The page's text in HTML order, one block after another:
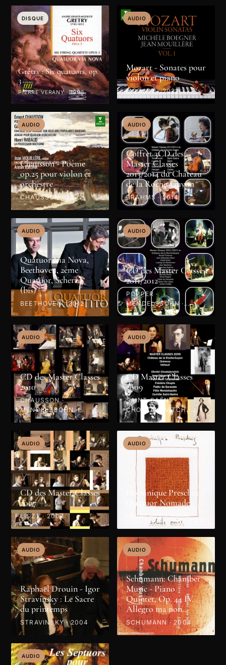
DISQUE
DISQUE
DISQUE
Grétry : Six quatuors, op.
3
PIERRE VERANY · 1998
AUDIO
Mozart - Sonates pour
violon et piano
MOZART · 2022
AUDIO
Chausson - Poème
op.25 pour violon et
orchestre
CHAUSSON · 2022
AUDIO
Coffret 3CD des
Master Classes
2013/2014 du Château
de la Roche-Guyon
BRAHMS · 2014
AUDIO
Quatuor Via Nova,
Beethoven, 2ème
Quatuor, Scherzo
(bis)
BEETHOVEN · 2012
AUDIO
CD des Master Classes
2011/2012
POPPER ·
MENDELSSOHN ·
VILLA-LOBOS · BACH ·
BRAHMS · BEETHOVEN
· RAVEL · SARASATE ·
KODÁLY · 2012
AUDIO
CD des Master Classes
2010
CHAUSSON ·
MENDELSSOHN ·
SCHUBERT · HAENDEL
· PAGANINI · GLIÈRE ·
SCHUMANN · 2010
AUDIO
CD Master Classes
2009
SAINT-SAËNS ·
CHOSTAKOVITCH ·
MENDELSSOHN ·
CHOPIN · BACH ·
SARASATE ·
TCHAÏKOVSKI · 2009
AUDIO
CD des Master Classes
2007
LISZT · 2007
AUDIO
Dominique Preschez -
Quatuor Nomade
PRESCHEZ · 2006
AUDIO
Raphaël Drouin - Igor
Stravinsky : Le Sacre
du printemps
STRAVINSKY · 2004
AUDIO
Schumann: Chamber
Music - Piano
Quintet, Op. 44 IV.
Allegro ma non
troppo
SCHUMANN · 2004
AUDIO